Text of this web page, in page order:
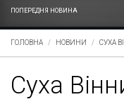
ПОПЕРЕДНЯ НОВИНА
ГОЛОВНА НОВИНИ СУХА
Суха